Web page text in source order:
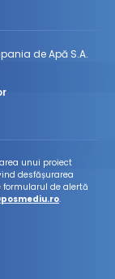
de Apă S.A.
unui proiect
desfășurarea
formularul de alertă
.